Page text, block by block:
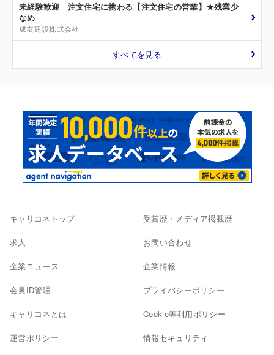
未経験歓迎 注文住宅に携わる【注文住宅の営業】★残業少
なめ
成友建設株式会社
すべてを見る
キャリコネトップ
求人
企業ニュース
会員ID管理
キャリコネとは
運営ポリシー
受賞歴・メディア掲載歴
お問い合わせ
企業情報
プライバシーポリシー
Cookie等利用ポリシー
情報セキュリティ